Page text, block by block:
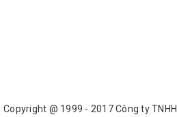
Copyright @ 1999 - 2017 Công ty